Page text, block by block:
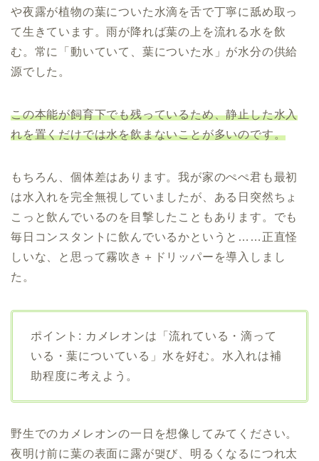
や夜露が植物の葉についた水滴を舌で丁寧に舐め取っ
て生きています。雨が降れば葉の上を流れる水を飲
む。常に「動いていて、葉についた水」が水分の供給
源でした。
この本能が飼育下でも残っているため、静止した水入
れを置くだけでは水を飲まないことが多いのです。
もちろん、個体差はあります。我が家のぺぺ君も最初
は水入れを完全無視していましたが、ある日突然ちょ
こっと飲んでいるのを目撃したこともあります。でも
毎日コンスタントに飲んでいるかというと……正直怪
しいな、と思って霧吹き＋ドリッパーを導入しまし
た。
ポイント: カメレオンは「流れている・滴って
いる・葉についている」水を好む。水入れは補
助程度に考えよう。
野生でのカメレオンの一日を想像してみてください。
夜明け前に葉の表面に露が맺び、明るくなるにつれ太